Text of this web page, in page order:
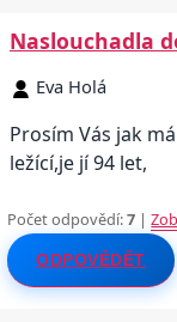
Naslouchadla
Eva Holá
Prosím Vás jak
ležící,je jí 94 let,
Počet odpovědí:7 |
ODPOVĚDĚT